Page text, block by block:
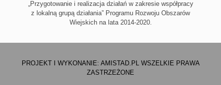
„Przygotowanie i realizacja działań w zakresie współpracy
z lokalną grupą działania” Programu Rozwoju Obszarów
Wiejskich na lata 2014-2020.
PROJEKT I WYKONANIE: AMISTAD.PLWSZELKIE PRAWA
ZASTRZEŻONE